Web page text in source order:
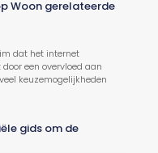
Woon gerelateerde
dat het internet
een overvloed aan
keuzemogelijkheden
gids om de